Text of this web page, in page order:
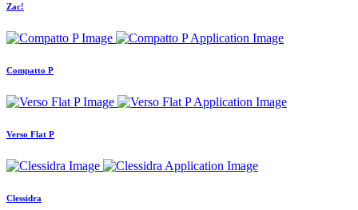
Zac!
Compatto P
Verso Flat P
Clessidra